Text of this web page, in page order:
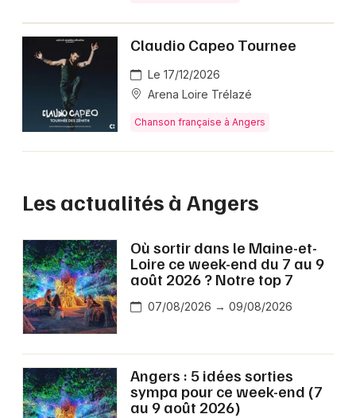
Claudio Capeo Tournee
Le 17/12/2026
Arena Loire Trélazé
Chanson française à Angers
Les actualités à Angers
Où sortir dans le Maine-et-
Loire ce week-end du 7 au 9
août 2026 ? Notre top 7
07/08/2026 → 09/08/2026
Angers : 5 idées sorties
sympa pour ce week-end (7
au 9 août 2026)